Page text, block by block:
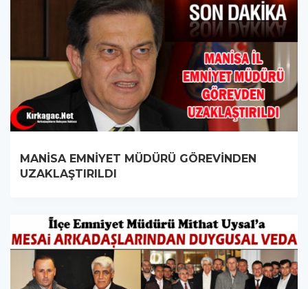
MANİSA EMNİYET MÜDÜRÜ GÖREVİNDEN
UZAKLAŞTIRILDI